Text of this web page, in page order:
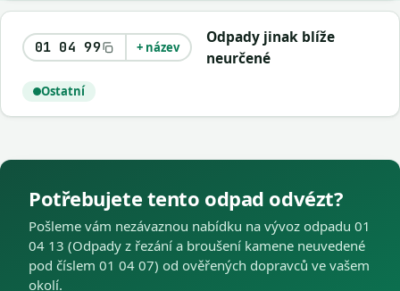
01 04 99 + název
Odpady jinak blíže
neurčené
Ostatní
Potřebujete tento odpad odvézt?
Pošleme vám nezávaznou nabídku na vývoz odpadu 01
04 13 (Odpady z řezání a broušení kamene neuvedené
pod číslem 01 04 07) od ověřených dopravců ve vašem
okolí.